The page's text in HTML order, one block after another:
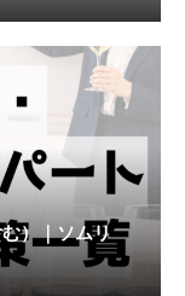
）｜ソムリ